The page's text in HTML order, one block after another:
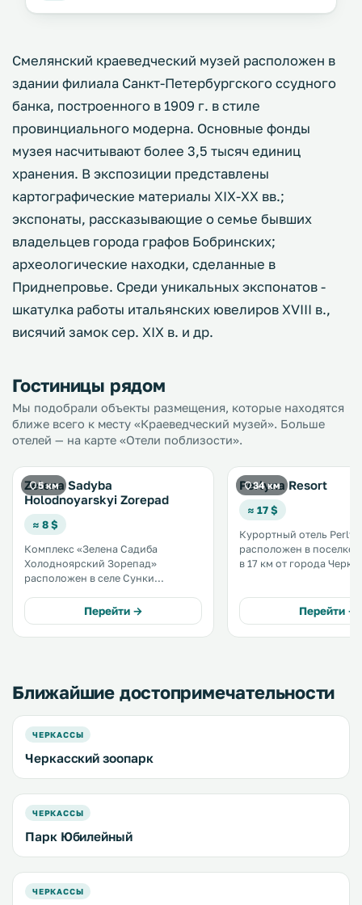
Смелянский краеведческий музей расположен в
здании филиала Санкт-Петербургского ссудного
банка, построенного в 1909 г. в стиле
провинциального модерна. Основные фонды
музея насчитывают более 3,5 тысяч единиц
хранения. В экспозиции представлены
картографические материалы XIX-XX вв.;
экспонаты, рассказывающие о семье бывших
владельцев города графов Бобринских;
археологические находки, сделанные в
Приднепровье. Среди уникальных экспонатов -
шкатулка работы итальянских ювелиров XVIII в.,
висячий замок сер. XIX в. и др.
Гостиницы рядом
Мы подобрали объекты размещения, которые находятся
ближе всего к месту «Краеведческий музей». Больше
отелей — на карте «Отели поблизости».
5 км
Zelena Sadyba
Holodnoyarskyi Zorepad
≈ 8 $
Комплекс «Зелена Садиба
Холодноярский Зорепад»
расположен в селе Сунки
города Черкассы. На досуге
можно искупаться в сезонном
открытом бассейне и
Перейти →
34 км
Perlyna Resort
≈ 17 $
Курортный отель
расположен в поселке
в 17 км от города
открытый сезонный
принадлежности для
гидромассажная
Перейти →
Ближайшие достопримечательности
ЧЕРКАССЫ
Черкасский зоопарк
ЧЕРКАССЫ
Парк Юбилейный
ЧЕРКАССЫ